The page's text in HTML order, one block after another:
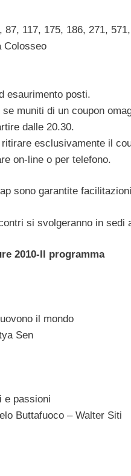
87, 117, 175, 186, 271,
Colosseo
esaurimento posti.
se muniti di un coupon
dalle 20.30.
esclusivamente il
on-line o per telefono.
sono garantite
si svolgeranno in
2010-Il programma
il mondo
Sen
e passioni
Buttafuoco – Walter Siti